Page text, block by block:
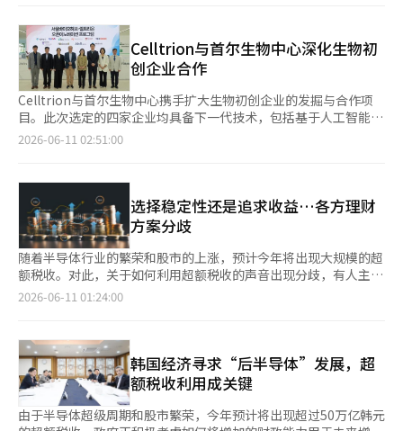
有的气候与环境领域合作新增了能源转型领域，同时水资源管理的
范围也从水质管理扩展至综合水资源管理体系。双方未来将就发展
中国家的支持计划和合作方案进行信息共享，包括专业人才交流、
教育、共同研究、新项目的开发与推进，以及对发展中国家气候与
环境改善及能源转型项目的设计支持等。合作领域涵盖环境政策与
项目、自然保护、生物多样性与自然资源、应对气候变化、减少空
气污染、水资源管理、土壤与地下水保护、废物管理、循环经济、
环境教育与意识提升、能源转型等。此外，基于此次谅解备忘录，
（SOI）。气候能源政策室主任吴日英表示：“此次谅解备忘录的
修订是自2017年与世界银行合作以来的第十个年头，标志着我们
将现有的气候与环境合作扩展至能源转型领域的重要转折点。我们
将积极合作，将气候、环境、水管理和能源等国内主要政策与世界
银行集团的能力相结合，为包括韩国在内的发展中国家实现国家温
室气体减排目标（NDC）和绿色转型做出贡献。”※ 本报道经人
工智能（AI）系统翻译与编辑。
学”投资1.75亿美元（约合2688亿韩元），成为其第一大股东。
三星电子于2024年7月参与了元素的“D轮”融资。元素生物科学
将在三星电子的投资支持下，加速下一代基因测序和多组学生态系
统的商业化，计划扩大在大规模全球临床和诊断领域的产品路线
图。三星电子关注的领域包括元素的下一代基因测序技术和多组学
（Multiomics）。多组学技术能够同时分析DNA、RNA、蛋白质
等多种生物信息，展示DNA的实际功能。这一技术有助于更准确地
识别疾病的根本原因，并用于新药的开发，被视为下一代精准医疗
全球市场迅速扩展。元素的测序设备主要用于生物技术研究所、研
究机构和医院的研究。未来，多组学产品预计也将被制药公司广泛
应用。未来，DNA测序数据将与医院的临床数据以及睡眠、运动等
日常生活数据结合，最终实现个性化医疗服务。三星电子计划通过
此次投资扩大与元素的战略合作，进一步增强协同效应。此外，业
内预计，全球精准医疗市场规模到2030年将达到约1436亿美元。
推动这一市场的主要因素包括对个性化治疗的需求增加以及对伴随
诊断和基因检测的偏好上升。医疗界人士表示：“全球精准医疗市
个充满机会的市场。”
Celltrion与首尔生物中心深化生物初
创企业合作
Celltrion与首尔生物中心携手扩大生物初创企业的发掘与合作项
目。此次选定的四家企业均具备下一代技术，包括基于人工智能
(AI)的蛋白质抗体开发、类器官、疾病建模及口服给药制剂，进一
Celltrion开放创新项目’第四期的四家参与企业。此次第四期参
与企业包括拥有先进生物与医疗技术的△基于AI的蛋白质抗体开发
平台（Ainbi）△基于ChargeSmed的GLP-1衍生物口服给药制剂
平台（Enbiosel）△基于生物组织模拟的疾病建模与药物评估技
术（Imitascience）△基于患者来源的类器官(PDO)的精准医疗平
台（Podotherapeutics）。这些企业经过包括外部技术评估委员
会在内的评审团评估后最终入选。四家公司将在未来获得与
Celltrion的联合研究及商业化可能性评估、技术提升、指导等各
发掘与Celltrion研发需求相结合的创新技术的生物与医疗初创企
业，并与首尔生物中心合作，支持技术提升和成长基础的扩
展。”公司计划通过此举帮助有潜力的企业成长，拓宽国内生物生
态系统的合作基础。自2020年起，Celltrion参与仁川初创企业园
区建设项目的民间运营，并参与‘K-生物实验室中心建设项目’，
通过开放创新战略积极发掘和培育有前景的企业。※ 本报道经人
2026-06-11 02:51:00
选择稳定性还是追求收益…各方理财
方案分歧
随着半导体行业的繁荣和股市的上涨，预计今年将出现大规模的超
额税收。对此，关于如何利用超额税收的声音出现分歧，有人主张
将其储备为应对长期财政需求的未来应对基金，也有人认为应以国
府内部的争论。支持稳定论的人认为应为福利支出做好准备，而主
张积极投资以引领未来产业的观点则让政府的思考变得更加复杂。
首先，主张设立未来应对基金的人以人口老龄化导致的长期财政危
机为依据。根据韩国开发研究院（KDI）的长期财政展望，因低出
生率和老龄化，福利领域的法定支出预计在40年内将增加近一倍。
2026-06-11 01:24:00
韩国经济寻求“后半导体”发展，超
额税收利用成关键
由于半导体超级周期和股市繁荣，今年预计将出现超过50万亿韩元